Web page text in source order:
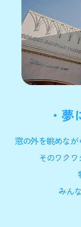
夢
窓の外を眺めなが
そのワクワ
みん